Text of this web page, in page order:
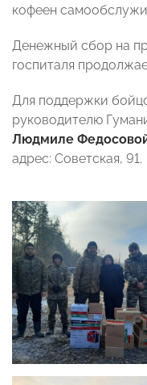
кофеен
Денежный сбор на
госпиталя
Для поддержки
руководителю
Людмиле
адрес: Советская, 91.